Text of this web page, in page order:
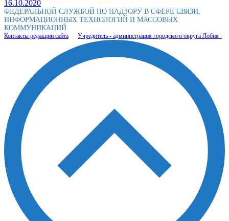
16.10.2020
ФЕДЕРАЛЬНОЙ СЛУЖБОЙ ПО НАДЗОРУ В СФЕРЕ СВЯЗИ,
ИНФОРМАЦИОННЫХ ТЕХНОЛОГИЙ И МАССОВЫХ
КОММУНИКАЦИЙ
Контакты редакции сайта Учредитель - администрация городского округа Лобня